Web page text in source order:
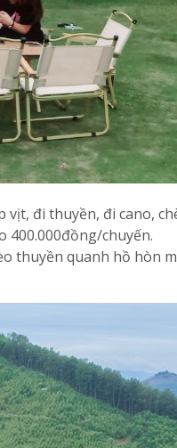
đi thuyền, đi cano,
400.000đồng/chuyến.
thuyền quanh hồ hòn